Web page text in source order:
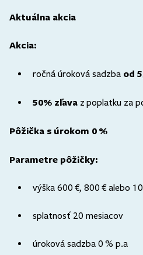
Aktuálna akcia
Akcia:
ročná úroková sadzba od
50% zľava z poplatku za
Pôžička s úrokom 0 %
Parametre pôžičky:
výška 600 €, 800 € alebo
splatnosť 20 mesiacov
úroková sadzba 0 % p.a